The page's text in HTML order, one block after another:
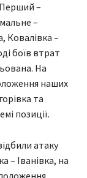
–
–
Ковалівка –
боїв втрат
На
наших
та
позиції.
атаку
– Іванівка, на